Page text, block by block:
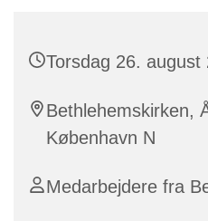
Torsdag 26.
Bethlehemskirken,
København N
Medarbejdere fra